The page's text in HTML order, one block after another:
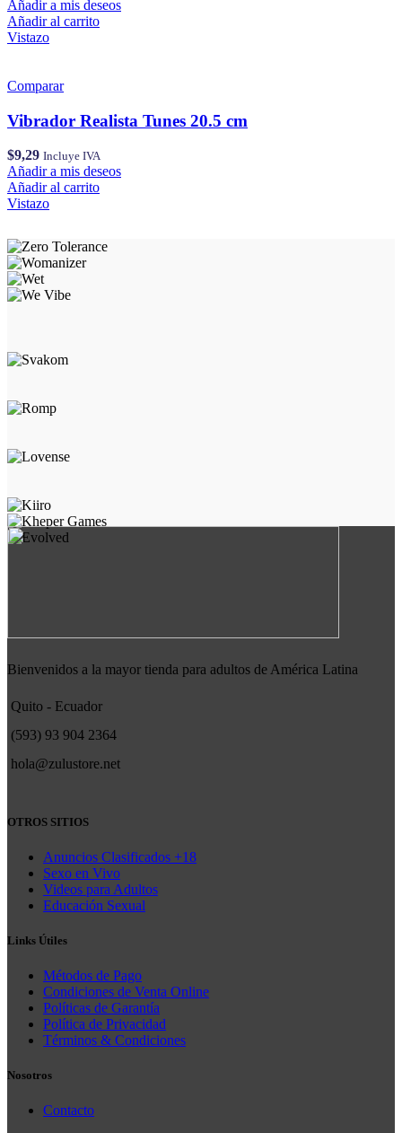
Añadir a mis deseos
Añadir al carrito
Vistazo
Comparar
Vibrador Realista Tunes 20.5 cm
$9,29 Incluye IVA
Añadir a mis deseos
Añadir al carrito
Vistazo
Bienvenidos a la mayor tienda para adultos de América Latina
Quito - Ecuador
(593) 93 904 2364
hola@zulustore.net
OTROS SITIOS
Anuncios Clasificados +18
Sexo en Vivo
Videos para Adultos
Educación Sexual
Links Útiles
Métodos de Pago
Condiciones de Venta Online
Políticas de Garantía
Política de Privacidad
Términos & Condiciones
Nosotros
Contacto